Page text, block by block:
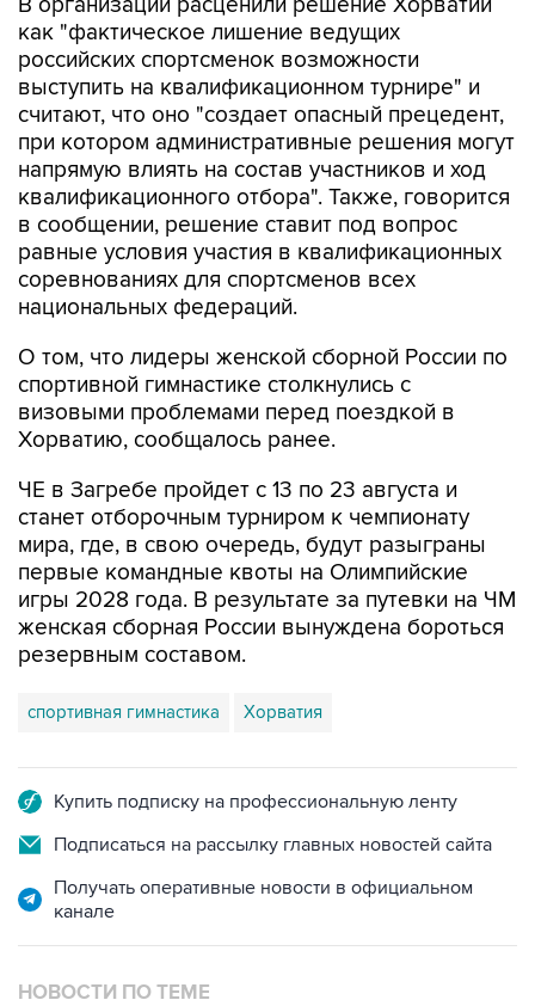
российских спортсменок возможности
выступить на квалификационном турнире" и
считают, что оно "создает опасный прецедент,
при котором административные решения могут
напрямую влиять на состав участников и ход
квалификационного отбора". Также, говорится
в сообщении, решение ставит под вопрос
равные условия участия в квалификационных
соревнованиях для спортсменов всех
национальных федераций.
О том, что лидеры женской сборной России по
визовыми проблемами перед поездкой в
Хорватию, сообщалось ранее.
ЧЕ в Загребе пройдет с 13 по 23 августа и
мира, где, в свою очередь, будут разыграны
первые командные квоты на Олимпийские
игры 2028 года. В результате за путевки на ЧМ
женская сборная России вынуждена бороться
резервным составом.
спортивная гимнастика Хорватия
Подписаться на рассылку главных новостей сайта
Получать оперативные новости в официальном
канале
НОВОСТИ ПО ТЕМЕ
7 августа 15:22